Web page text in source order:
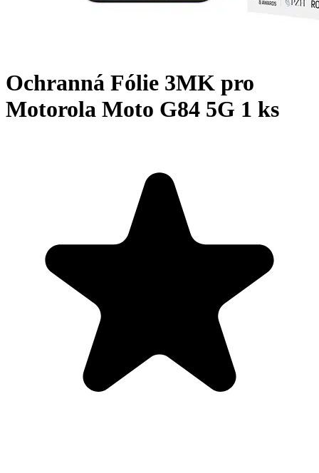
Ochranná Fólie 3MK pro
Motorola Moto G84 5G 1 ks